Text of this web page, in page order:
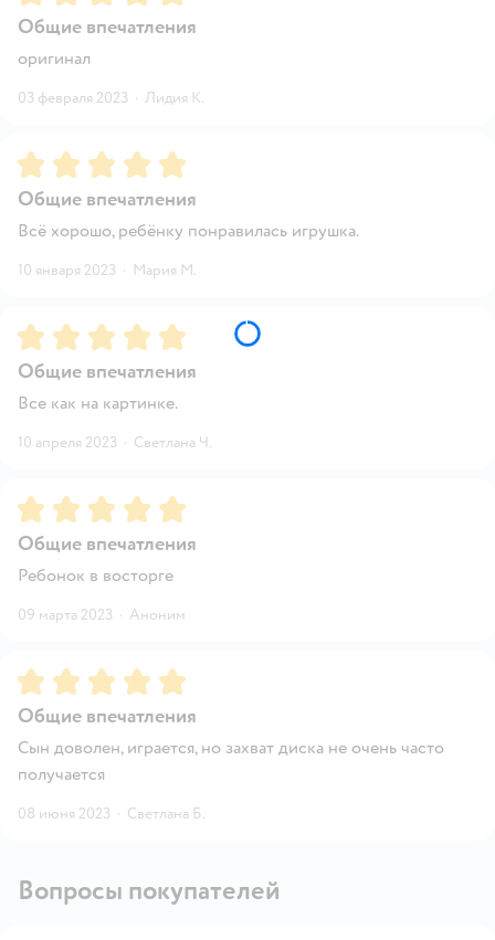
Общие впечатления
оригинал
03 февраля 2023 · Лидия К.
Рейтинг:5
Общие впечатления
Всё хорошо, ребёнку понравилась игрушка.
10 января 2023 · Мария М.
Рейтинг:5
Общие впечатления
Все как на картинке.
10 апреля 2023 · Светлана Ч.
Рейтинг:5
Общие впечатления
Ребонок в восторге
09 марта 2023 · Аноним
Рейтинг:5
Общие впечатления
Сын доволен, играется, но захват диска не очень часто
получается
08 июня 2023 · Светлана Б.
Вопросы покупателей